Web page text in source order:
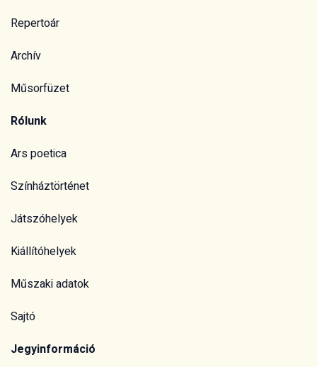
Repertoár
Archív
Műsorfüzet
Rólunk
Ars poetica
Színháztörténet
Játszóhelyek
Kiállítóhelyek
Műszaki adatok
Sajtó
Jegyinformáció